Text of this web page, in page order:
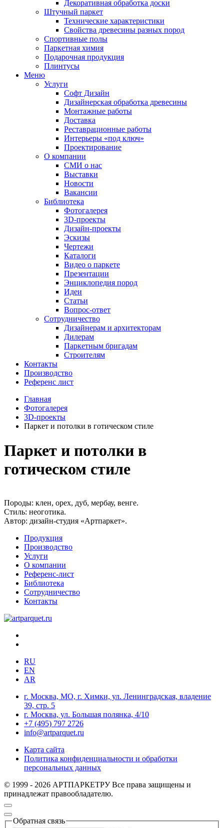
Декоративная обработка доски
Штучный паркет
Технические характеристики
Свойства древесины разных пород
Спортивные полы
Паркетная химия
Подарочная продукция
Плинтусы
Меню
Услуги
Софт Дизайн
Дизайнерская обработка древесины
Монтажные работы
Доставка
Реставрационные работы
Интерьеры «под ключ»
Проектирование
О компании
СМИ о нас
Выставки
Новости
Вакансии
Библиотека
Фотогалерея
3D-проекты
Дизайн-проекты
Эскизы
Чертежи
Каталоги
Видео о паркете
Презентации
Энциклопедия пород
Идеи
Статьи
Вопрос-ответ
Сотрудничество
Дизайнерам и архитекторам
Дилерам
Паркетным бригадам
Строителям
Контакты
Производство
Референс лист
Главная
Фотогалерея
3D-проекты
Паркет и потолки в готическом стиле
Паркет и потолки в
готическом стиле
Породы: клен, орех, дуб, мербау, венге.
Стиль: неоготика.
Автор: дизайн-студия «Артпаркет».
Продукция
Производство
Услуги
О компании
Референс-лист
Библиотека
Сотрудничество
Контакты
RU
EN
AR
г. Москва, МО, г. Химки, ул. Ленинградская, владение
39, стр. 5
г. Москва, ул. Большая полянка, 4/10
+7 (495) 797 2726
info@artparquet.ru
Карта сайта
Политика конфиденциальности и обработки
персональных данных
© 1999 - 2026 АРТПАРКЕТРУ Все права защищены и
принадлежат правообладателю.
Обратная связь